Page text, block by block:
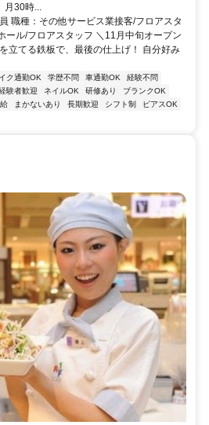
30時...
職種：その他サービス業接客/フロアスタ
ール/フロアスタッフ ＼11月中旬オープン
立てる鉄板で、最後の仕上げ！ 自分好み
ク通勤OK 学歴不問 車通勤OK
経験不問
験者歓迎 ネイルOK 研修あり
ブランクOK
まかないあり 長期歓迎 シフト制
ピアスOK